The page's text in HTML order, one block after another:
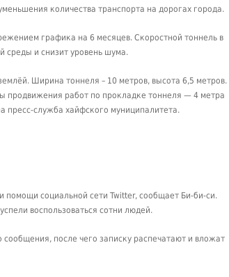
количества транспорта на дорогах города.
графика на 6 месяцев. Скоростной тоннель в
среды и снизит уровень шума.
Ширина тоннеля – 10 метров, высота 6,5 метров.
продвижения работ по прокладке тоннеля — 4 метра
пресс-служба хайфского муниципалитета.
социальной сети Twitter, сообщает Би-би-си.
воспользоваться сотни людей.
после чего записку распечатают и вложат